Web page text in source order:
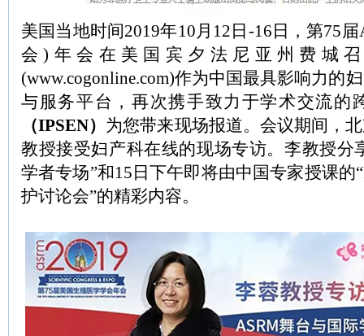
美国当地时间2019年10月12日-16日，第75
会)年会在美国宾夕法尼亚州费城
(www.cogonline.com)作为中国最具影响力的
与服务平台，再次携手致力于学术交流的
（IPSEN） 为您带来现场报道。会议期间，
教授接受妇产科在线的现场专访。李教授分
学者专场”和15日下午即将由中国专家授课
护讨论会”的精彩内容。